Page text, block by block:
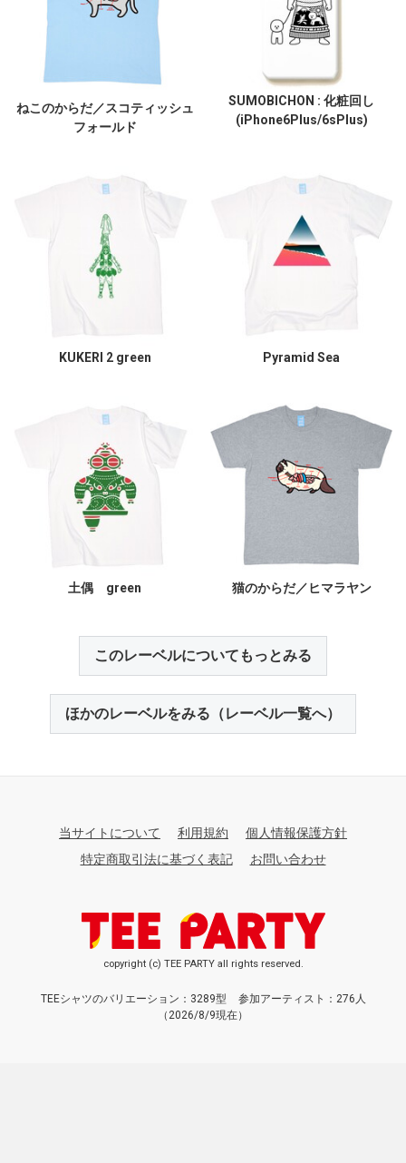
ねこのからだ／スコティッシュ
フォールド
SUMOBICHON : 化粧回し
(iPhone6Plus/6sPlus)
KUKERI 2 green Pyramid Sea
土偶 green 猫のからだ／ヒマラヤン
このレーベルについてもっとみる
ほかのレーベルをみる（レーベル一覧へ）
当サイトについて 利用規約
個人情報保護方針
特定商取引法に基づく表記
お問い合わせ
copyright (c) TEE PARTY all rights reserved.
TEEシャツのバリエーション：3289型
参加アーティスト：276人
（2026/8/9現在）